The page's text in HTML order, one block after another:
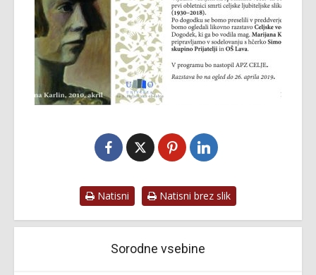
Natisni Natisni brez slik
Sorodne vsebine